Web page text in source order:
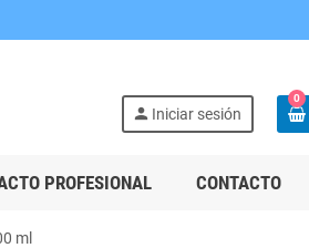
person Iniciar sesión
0
PROFESIONAL CONTACTO
ml